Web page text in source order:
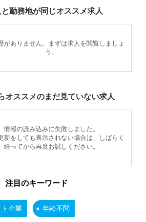
と勤務地が同じオススメ求人
がありません。まずは求人を閲覧しましょ
う。
オススメのまだ見ていない求人
情報の読み込みに失敗しました。
新をしても表示されない場合は、しばらく
経ってから再度お試しください。
注目のキーワード
ト企業 年齢不問